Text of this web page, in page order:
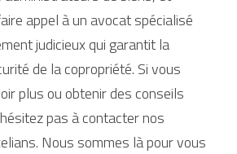
appel à un avocat spécialisé
judicieux qui garantit la
de la copropriété. Si vous
plus ou obtenir des conseils
pas à contacter nos
Nous sommes là pour vous